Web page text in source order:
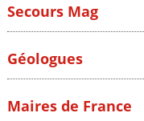
Secours Mag
Géologues
Maires de France